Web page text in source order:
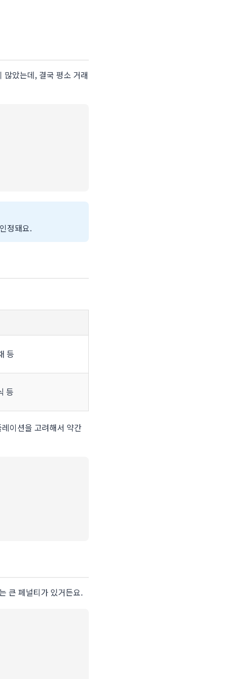
았는데, 결국 평소 거래
정돼요.
등
등
이션을 고려해서 약간
큰 페널티가 있거든요.